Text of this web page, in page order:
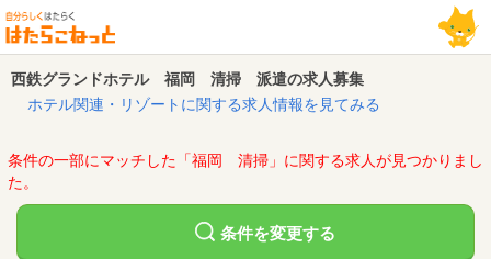
西鉄グランドホテル 福岡 清掃 派遣の求人募集
ホテル関連・リゾートに関する求人情報を見てみる
条件の一部にマッチした「福岡 清掃」に関する求人が見つかりまし
た。
条件を変更する